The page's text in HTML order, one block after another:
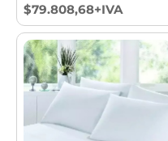
$79.808,68+IVA